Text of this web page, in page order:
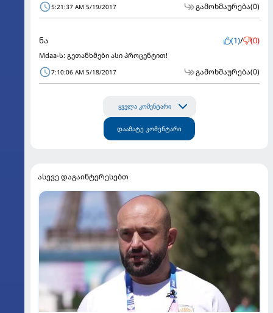
5:21:37 AM 5/19/2017 გამოხმაურება(0)
ნა (1)/ (0)
Mdaa-ს: გეთანხმები ასი პროცენტით!
7:10:06 AM 5/18/2017 გამოხმაურება(0)
ყველა კომენტარი
დაამატე კომენტარი
ასევე დაგაინტერესებთ